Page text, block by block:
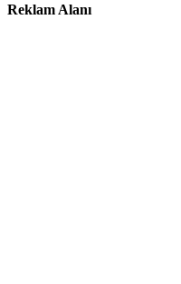
Reklam Alanı